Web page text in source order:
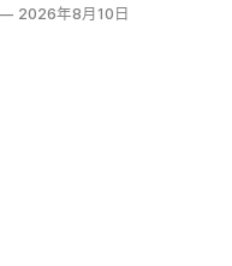
美元，增幅近5000%。同期
2026年8月10日